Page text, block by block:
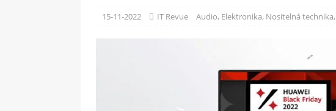
[ 06-05-2025 ] Blockchain a růst krypto
15-11-2022 IT Revue Audio, Elektronika, Nositelná technika,